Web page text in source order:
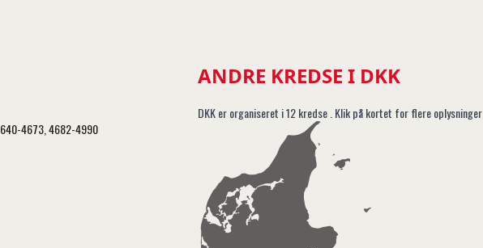
4673, 4682-4990
ANDRE KREDSE I DKK
DKK er organiseret i 12 kredse . Klik på kortet for flere oplysninger